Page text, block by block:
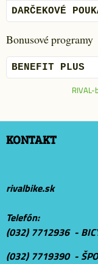
DARČEKOVÉ
Bonusové programy
BENEFIT PLUS
KONTAKT
rivalbike.sk
Telefón:
(032) 7712936 -
(032) 7719390 -